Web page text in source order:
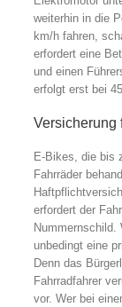
weiterhin in die
km/h fahren,
erfordert eine
und einen
erfolgt erst bei
Versicherung
E-Bikes, die bis
Fahrräder
erfordert der
unbedingt eine
Denn das
Fahrradfahrer
vor. Wer bei